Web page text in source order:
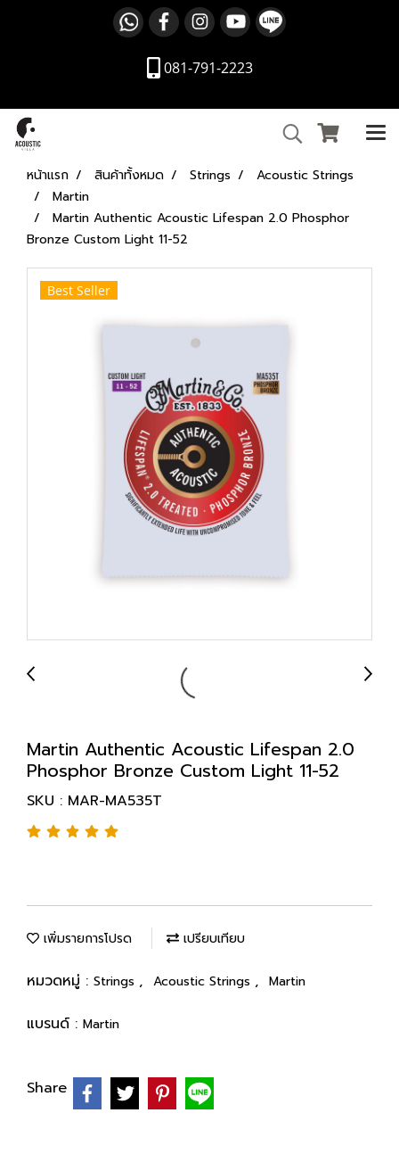
081-791-2223
หน้าแรก สินค้าทั้งหมด Strings
Acoustic Strings
Martin
Martin Authentic Acoustic Lifespan 2.0 Phosphor
Bronze Custom Light 11-52
Best Seller
Martin Authentic Acoustic Lifespan 2.0
Phosphor Bronze Custom Light 11-52
SKU : MAR-MA535T
เพิ่มรายการโปรด เปรียบเทียบ
หมวดหมู่ : Strings , Acoustic Strings , Martin
แบรนด์ : Martin
Share